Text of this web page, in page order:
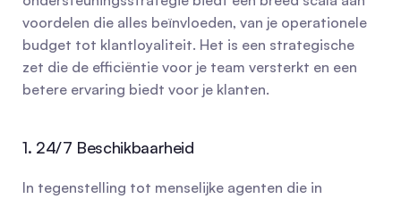
voordelen die alles beïnvloeden, van je operationele
budget tot klantloyaliteit. Het is een strategische
zet die de efficiëntie voor je team versterkt en een
betere ervaring biedt voor je klanten.
1. 24/7 Beschikbaarheid
In tegenstelling tot menselijke agenten die in